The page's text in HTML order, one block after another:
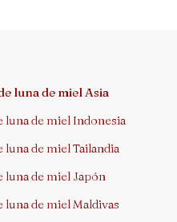
luna de miel Asia
luna de miel Indonesia
luna de miel Tailandia
luna de miel Japón
luna de miel Maldivas